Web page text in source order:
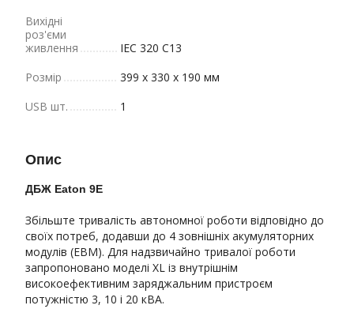
Вихідні
роз'єми
живлення
IEC 320 C13
Розмір
399 x 330 x 190 мм
USB шт.
1
Опис
ДБЖ Eaton 9E
Збільште тривалість автономної роботи відповідно до
своїх потреб, додавши до 4 зовнішніх акумуляторних
модулів (EBM). Для надзвичайно тривалої роботи
запропоновано моделі XL із внутрішнім
високоефективним заряджальним пристроєм
потужністю 3, 10 і 20 кВА.